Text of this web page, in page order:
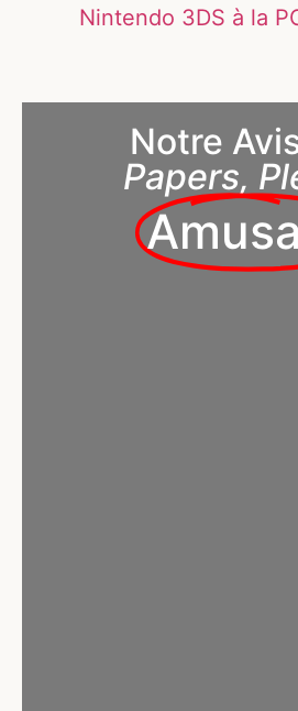
Nintendo 3DS à la
Notre
Papers,